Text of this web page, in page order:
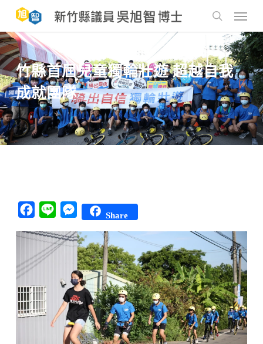
main
content search
Menu
竹縣首屆兒童獨輪壯遊 超越自我
成就團隊
Facebook
Line Messenger
Share